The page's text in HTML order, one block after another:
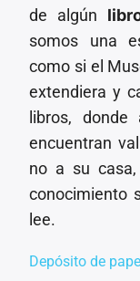
de algún
somos una
como si el
extendiera y
libros,
encuentran
no a su
conocimiento
lee.
Depósito de